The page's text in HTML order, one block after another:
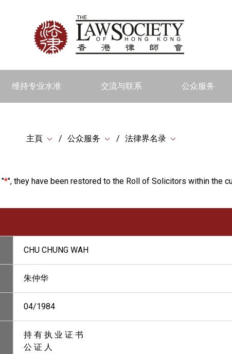
维持专业水准 交流与联系 公众服务
主頁 公众服务 法律界名录
*", they have been restored to the Roll of Solicitors within the
CHU CHUNG WAH
朱仲华
04/1984
持 有 执 业 证 书
公 证 人